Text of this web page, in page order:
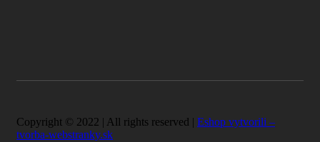
Copyright © 2022 | All rights reserved | Eshop vytvorili –
tvorba-webstranky.sk